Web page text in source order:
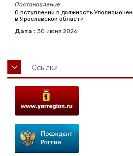
Постановление
О вступлении в должность
в Ярославской области
Дата : 30 июня 2026
Ссылки